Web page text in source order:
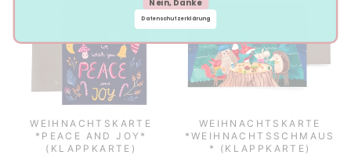
WEIHNACHTSKARTE
*PEACE AND JOY*
(KLAPPKARTE)
WEIHNACHTSKARTE
*WEIHNACHTSSCHMAUS
* (KLAPPKARTE)
Datenschutzerklärung